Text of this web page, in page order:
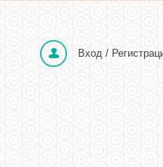
Вход /